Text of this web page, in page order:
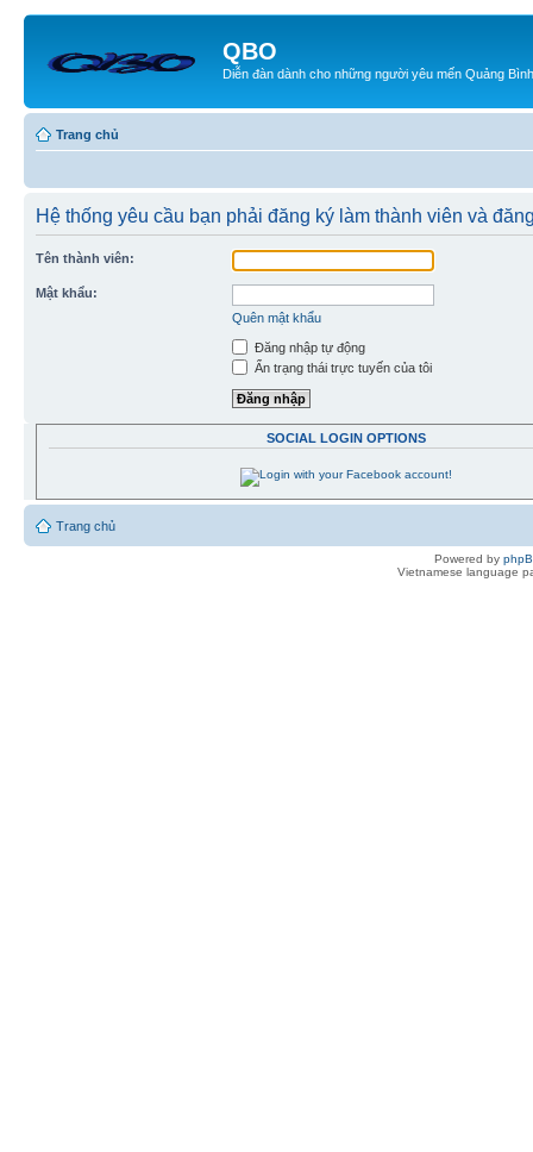
QBO
Diễn đàn dành cho những người yêu mến Quảng Bình
Trang chủ
Hệ thống yêu cầu bạn phải đăng ký làm thành viên và
Tên thành viên:
Mật khẩu:
Quên mật khẩu
Đăng nhập tự động
Ẩn trạng thái trực tuyến của tôi
SOCIAL LOGIN OPTIONS
Trang chủ
Powered by
Vietnamese language